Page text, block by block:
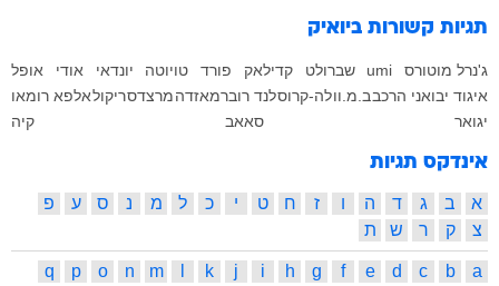
תגיות קשורות ביואיק
ג'נרל מוטורס umi שברולט קדילאק פורד טויוטה יונדאי אודי
אופל
איגוד יבואני הרכבב.מ.וולה-קרוסלנד רוברמאזדהמרצדסריקולאלפא רומאו
יגואר
סאאב קיה
אינדקס תגיות
א ב ג ד ה ו ז ח ט י כ ל מ נ ס ע
פ
צ
ק ר ש ת
a
b
c
d
e
f
g
h
i
j
k
m
n
o
p
q